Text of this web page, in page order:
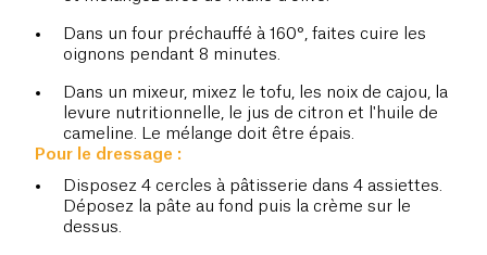
Dans un four préchauffé à 160°, faites cuire les
oignons pendant 8 minutes.
Dans un mixeur, mixez le tofu, les noix de cajou, la
levure nutritionnelle, le jus de citron et l'huile de
cameline. Le mélange doit être épais.
Pour le dressage :
Disposez 4 cercles à pâtisserie dans 4 assiettes.
Déposez la pâte au fond puis la crème sur le
dessus.